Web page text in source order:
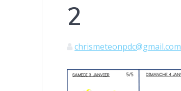
2
chrismeteonpdc@gmail.com